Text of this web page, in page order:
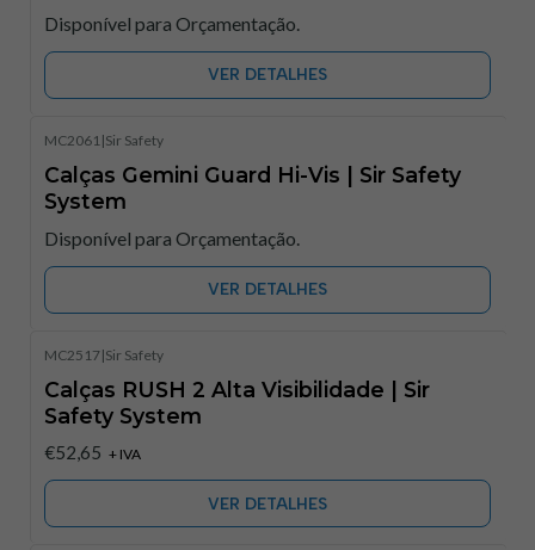
Disponível para Orçamentação.
VER DETALHES
MC2061 |Sir Safety
Calças Gemini Guard Hi-Vis | Sir Safety
System​
Disponível para Orçamentação.
VER DETALHES
MC2517|Sir Safety
Calças RUSH 2 Alta Visibilidade | Sir
Safety System​
€52,65 + IVA
VER DETALHES